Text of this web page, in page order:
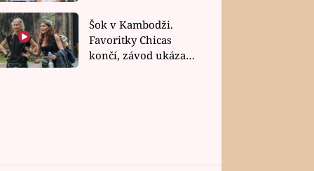
závodu nůž na krku
Šok v Kambodži.
Favoritky Chicas
končí, závod ukázal